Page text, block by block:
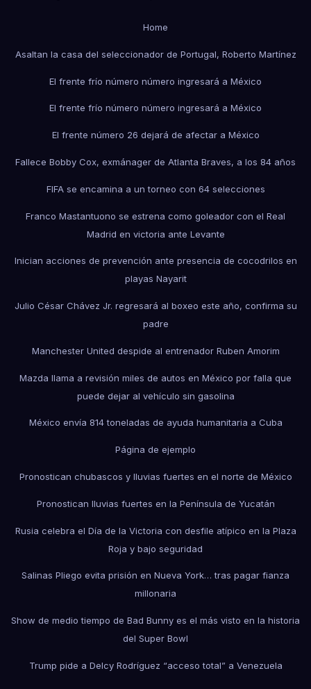
Home
Asaltan la casa del seleccionador de Portugal, Roberto Martínez
El frente frío número número ingresará a México
El frente frío número número ingresará a México
El frente número 26 dejará de afectar a México
Fallece Bobby Cox, exmánager de Atlanta Braves, a los 84 años
FIFA se encamina a un torneo con 64 selecciones
Franco Mastantuono se estrena como goleador con el Real
Madrid en victoria ante Levante
Inician acciones de prevención ante presencia de cocodrilos en
playas Nayarit
Julio César Chávez Jr. regresará al boxeo este año, confirma su
padre
Manchester United despide al entrenador Ruben Amorim
Mazda llama a revisión miles de autos en México por falla que
puede dejar al vehículo sin gasolina
México envía 814 toneladas de ayuda humanitaria a Cuba
Página de ejemplo
Pronostican chubascos y lluvias fuertes en el norte de México
Pronostican lluvias fuertes en la Península de Yucatán
Rusia celebra el Día de la Victoria con desfile atípico en la Plaza
Roja y bajo seguridad
Salinas Pliego evita prisión en Nueva York… tras pagar fianza
millonaria
Show de medio tiempo de Bad Bunny es el más visto en la historia
del Super Bowl
Trump pide a Delcy Rodríguez “acceso total” a Venezuela